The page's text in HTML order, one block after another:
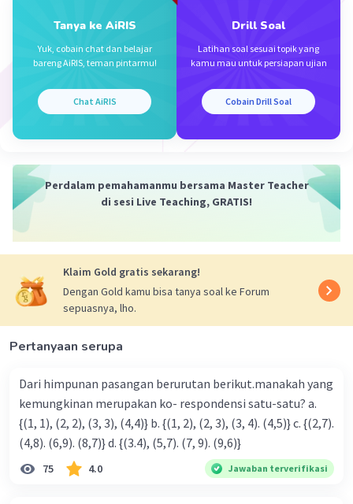
Tanya ke AiRIS
Yuk, cobain chat dan belajar
bareng AiRIS, teman pintarmu!
Chat AiRIS
Drill Soal
Latihan soal sesuai topik yang
kamu mau untuk persiapan ujian
Cobain Drill Soal
Perdalam pemahamanmu bersama Master Teacher
di sesi Live Teaching, GRATIS!
Klaim Gold gratis sekarang!
Dengan Gold kamu bisa tanya soal ke Forum
sepuasnya, lho.
Pertanyaan serupa
Dari himpunan pasangan berurutan berikut.manakah yang
kemungkinan merupakan ko- respondensi satu-satu? a.
{(1, 1), (2, 2), (3, 3), (4,4)} b. {(1, 2), (2, 3), (3, 4). (4,5)} c. {(2,7).
(4,8). (6,9). (8,7)} d. {(3.4), (5,7). (7, 9). (9,6)}
75 4.0 Jawaban terverifikasi